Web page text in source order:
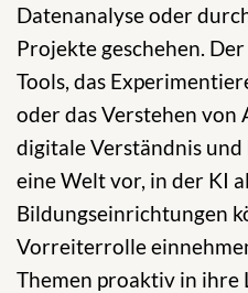
Datenanalyse oder
Projekte geschehen.
Tools, das
oder das Verstehen
digitale Verständnis
eine Welt vor, in der KI
Bildungseinrichtungen
Vorreiterrolle
Themen proaktiv in ihre